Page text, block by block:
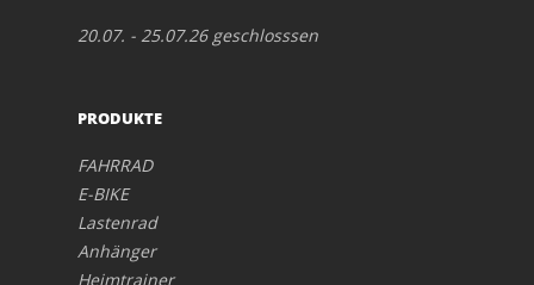
20.07. - 25.07.26 geschlosssen
PRODUKTE
FAHRRAD
E-BIKE
Lastenrad
Anhänger
Heimtrainer